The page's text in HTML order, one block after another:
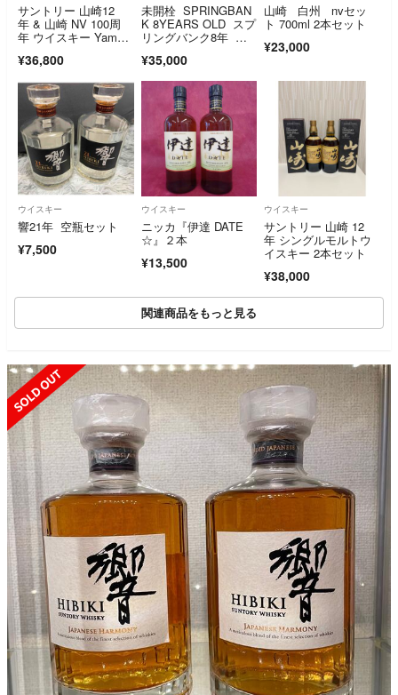
サントリー 山崎12
年 & 山崎 NV 100周
年 ウイスキー Yamaz
¥36,800
未開栓 SPRINGBAN
K 8YEARS OLD スプ
リングバンク8年 モ
¥35,000
山崎 白州 nvセッ
ト 700ml 2本セット
¥23,000
ウイスキー
響21年 空瓶セット
¥7,500
ウイスキー
ニッカ『伊達 DATE
☆』２本
¥13,500
ウイスキー
サントリー 山崎 12
年 シングルモルトウ
イスキー 2本セット
¥38,000
関連商品をもっと見る
SOLD OUT